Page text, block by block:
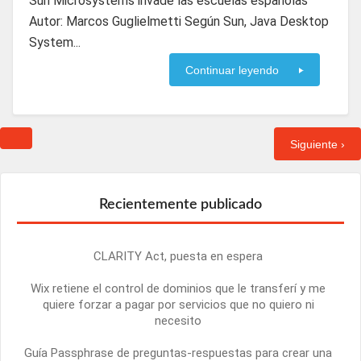
Autor: Marcos Guglielmetti Según Sun, Java Desktop
System...
Continuar leyendo
Siguiente ›
Recientemente publicado
CLARITY Act, puesta en espera
Wix retiene el control de dominios que le transferí y me
quiere forzar a pagar por servicios que no quiero ni
necesito
Guía Passphrase de preguntas-respuestas para crear una